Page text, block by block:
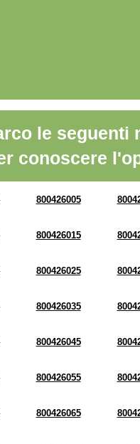
le seguenti
conoscere
800426005
800426015
800426025
800426035
800426045
800426055
800426065